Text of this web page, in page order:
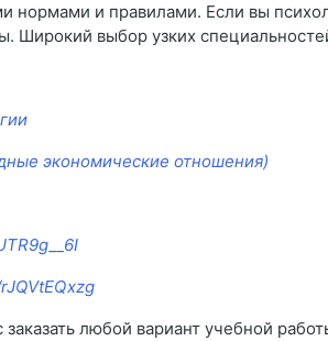
нормами и правилами. Если вы
Широкий выбор узких
экономические отношения)
любой вариант учебной